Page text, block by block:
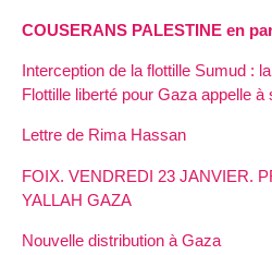
COUSERANS PALESTINE en
Interception de la flottille Sumud :
Flottille liberté pour Gaza appelle à
Lettre de Rima Hassan
FOIX. VENDREDI 23 JANVIER.
YALLAH GAZA
Nouvelle distribution à Gaza